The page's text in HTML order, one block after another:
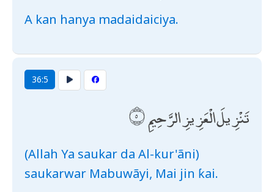
A kan hanya madaidaiciya.
36:5
تَنْزِيلَ الْعَزِيزِ الرَّحِيمِ
(Allah Ya saukar da Al-kur'ãni)
saukarwar Mabuwãyi, Mai jin ƙai.